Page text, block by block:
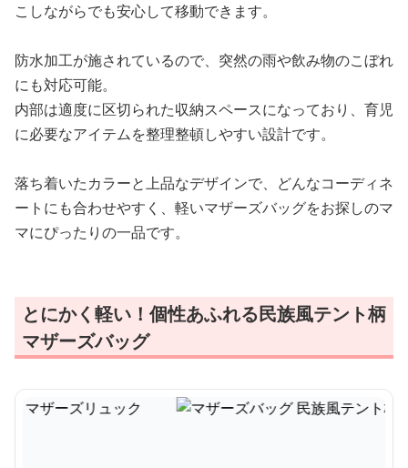
こしながらでも安心して移動できます。
防水加工が施されているので、突然の雨や飲み物のこぼれ
にも対応可能。
内部は適度に区切られた収納スペースになっており、育児
に必要なアイテムを整理整頓しやすい設計です。
落ち着いたカラーと上品なデザインで、どんなコーディネ
ートにも合わせやすく、軽いマザーズバッグをお探しのマ
マにぴったりの一品です。
とにかく軽い！個性あふれる民族風テント柄
マザーズバッグ